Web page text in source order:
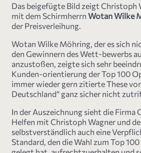
Das beigefügte Bild zeigt Christoph
mit dem Schirmherrn Wotan Wilke
der Preisverleihung.
Wotan Wilke Möhring, der es sich
den Gewinnern des Wett-bewerbs
anzustoßen, zeigte sich sehr
Kunden-orientierung der Top 100
immer wieder gern zitierte These
Deutschland“ ganz sicher nicht
In der Auszeichnung sieht die
Helfen mit Christoph Wagner und
selbstverständlich auch eine
Standard, den die Wahl zum Top